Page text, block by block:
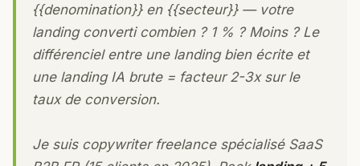
{{denomination}} en {{secteur}} — votre
landing converti combien ? 1 % ? Moins ? Le
différenciel entre une landing bien écrite et
une landing IA brute = facteur 2-3x sur le
taux de conversion.
Je suis copywriter freelance spécialisé SaaS